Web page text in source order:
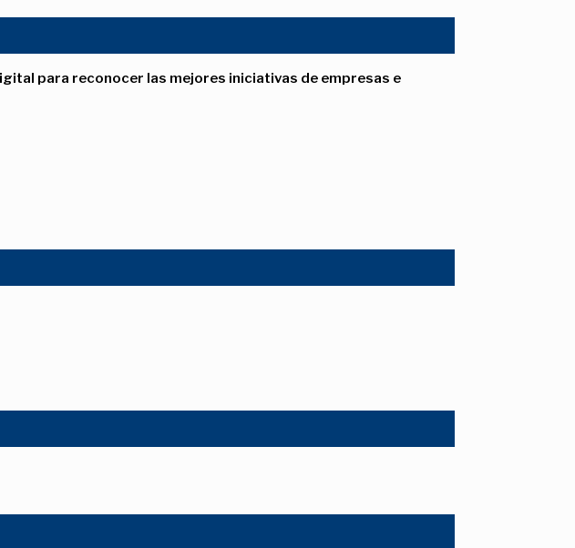
para reconocer las mejores iniciativas de empresas e